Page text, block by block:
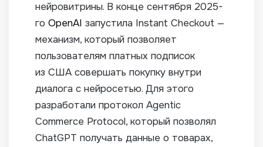
нейровитрины. В конце сентября 2025-
го OpenAI запустила Instant Checkout —
механизм, который позволяет
пользователям платных подписок
из США совершать покупку внутри
диалога с нейросетью. Для этого
разработали протокол Agentic
Commerce Protocol, который позволял
ChatGPT получать данные о товарах,